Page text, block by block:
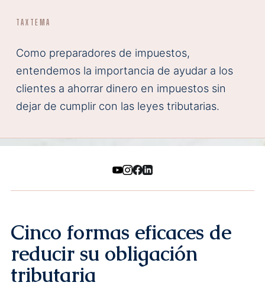
TAX TEMA
Como preparadores de impuestos,
entendemos la importancia de ayudar a los
clientes a ahorrar dinero en impuestos sin
dejar de cumplir con las leyes tributarias.
Cinco formas eficaces de
reducir su obligación
tributaria